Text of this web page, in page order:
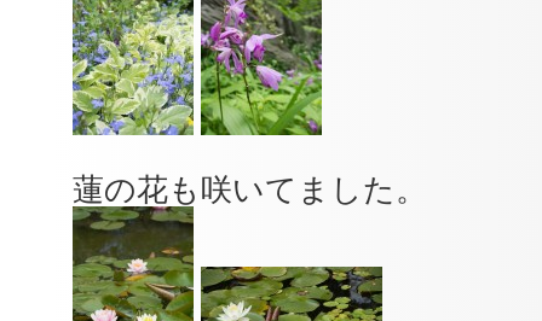
蓮の花も咲いてました。